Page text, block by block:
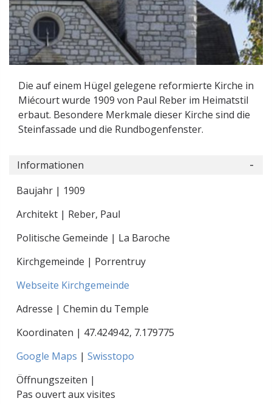
Die auf einem Hügel gelegene reformierte Kirche in
Miécourt wurde 1909 von Paul Reber im Heimatstil
erbaut. Besondere Merkmale dieser Kirche sind die
Steinfassade und die Rundbogenfenster.
Informationen
Baujahr | 1909
Architekt | Reber, Paul
Politische Gemeinde | La Baroche
Kirchgemeinde | Porrentruy
Webseite Kirchgemeinde
Adresse | Chemin du Temple
Koordinaten | 47.424942, 7.179775
Google Maps | Swisstopo
Öffnungszeiten |
Pas ouvert aux visites